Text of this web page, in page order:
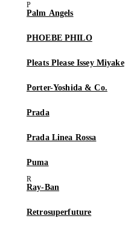
Palm Angels
PHOEBE PHILO
Pleats Please Issey Miyake
Porter-Yoshida & Co.
Prada
Prada Linea Rossa
Puma
Ray-Ban
Retrosuperfuture